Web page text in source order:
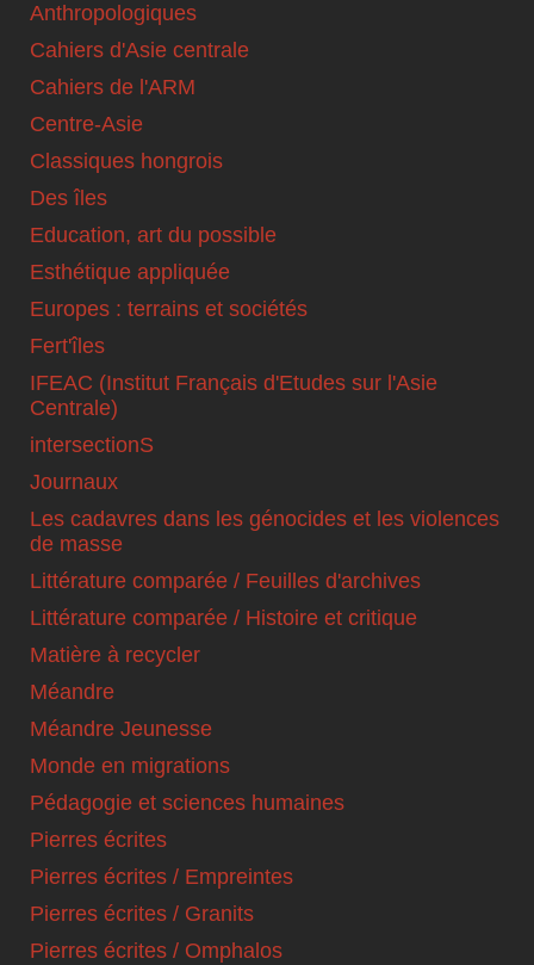
Anthropologiques
Cahiers d'Asie centrale
Cahiers de l'ARM
Centre-Asie
Classiques hongrois
Des îles
Education, art du possible
Esthétique appliquée
Europes : terrains et sociétés
Fert'îles
IFEAC (Institut Français d'Etudes sur l'Asie
Centrale)
intersectionS
Journaux
Les cadavres dans les génocides et les violences
de masse
Littérature comparée / Feuilles d'archives
Littérature comparée / Histoire et critique
Matière à recycler
Méandre
Méandre Jeunesse
Monde en migrations
Pédagogie et sciences humaines
Pierres écrites
Pierres écrites / Empreintes
Pierres écrites / Granits
Pierres écrites / Omphalos